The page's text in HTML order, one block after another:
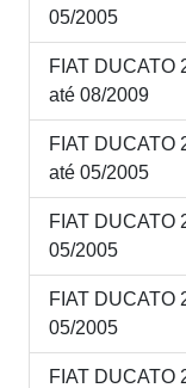
05/2005
FIAT DUCATO
até 08/2009
FIAT DUCATO
até 05/2005
FIAT DUCATO
05/2005
FIAT DUCATO
05/2005
FIAT DUCATO